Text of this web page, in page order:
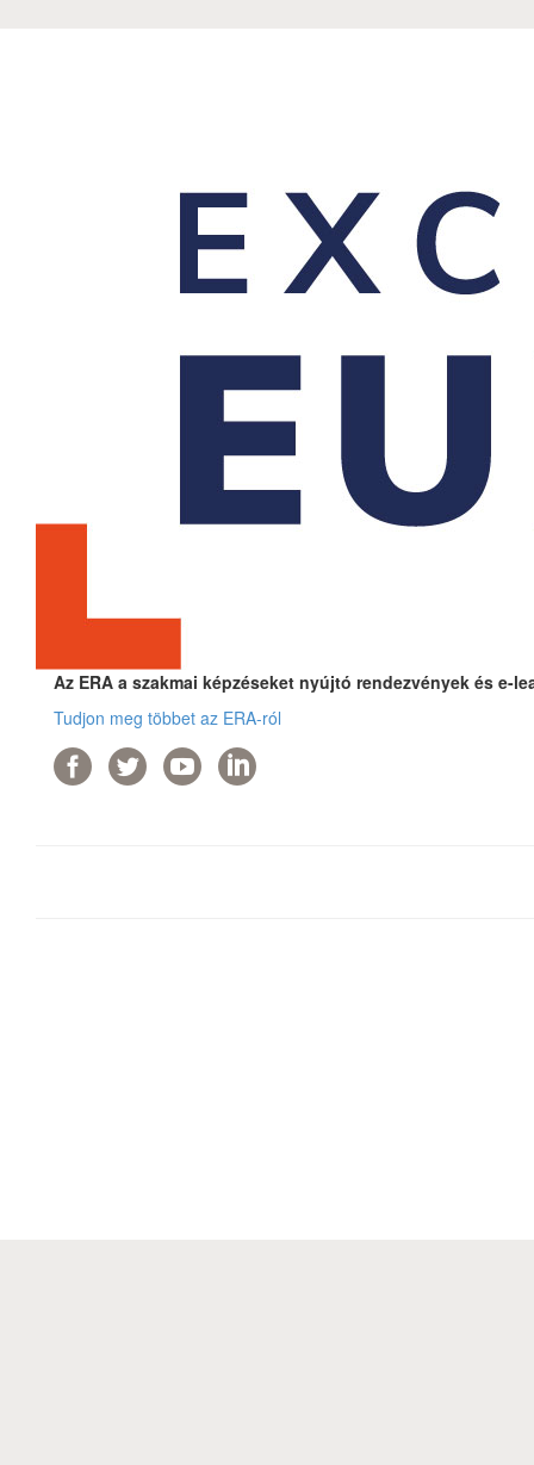
Az ERA a szakmai képzéseket nyújtó rendezvények és
Tudjon meg többet az ERA-ról